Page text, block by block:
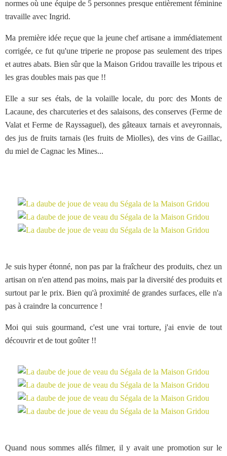
normes où une équipe de 5 personnes presque entièrement féminine
travaille avec Ingrid.
Ma première idée reçue que la jeune chef artisane a immédiatement
corrigée, ce fut qu'une triperie ne propose pas seulement des tripes
et autres abats. Bien sûr que la Maison Gridou travaille les tripous et
les gras doubles mais pas que !!
Elle a sur ses étals, de la volaille locale, du porc des Monts de
Lacaune, des charcuteries et des salaisons, des conserves (Ferme de
Valat et Ferme de Rayssaguel), des gâteaux tarnais et aveyronnais,
des jus de fruits tarnais (les fruits de Miolles), des vins de Gaillac,
du miel de Cagnac les Mines...
Je suis hyper étonné, non pas par la fraîcheur des produits, chez un
artisan on n'en attend pas moins, mais par la diversité des produits et
surtout par le prix. Bien qu'à proximité de grandes surfaces, elle n'a
pas à craindre la concurrence !
Moi qui suis gourmand, c'est une vrai torture, j'ai envie de tout
découvrir et de tout goûter !!
Quand nous sommes allés filmer, il y avait une promotion sur le